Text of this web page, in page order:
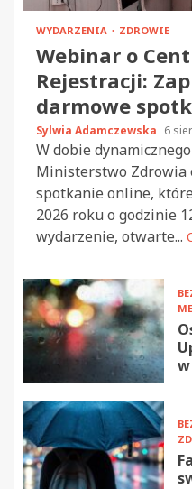
WYDARZENIA ZDROWIE
Webinar o
Rejestracji:
darmowe
Sylwia Adamczewska 6
W dobie
Ministerstwo Zdrowia
spotkanie online,
2026 roku o godzinie
wydarzenie, otwarte...